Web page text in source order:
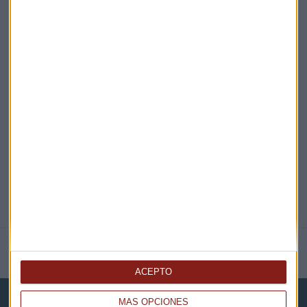
MÁS OPCIONES
ACEPTO
NOTICIAS RELACIONADAS